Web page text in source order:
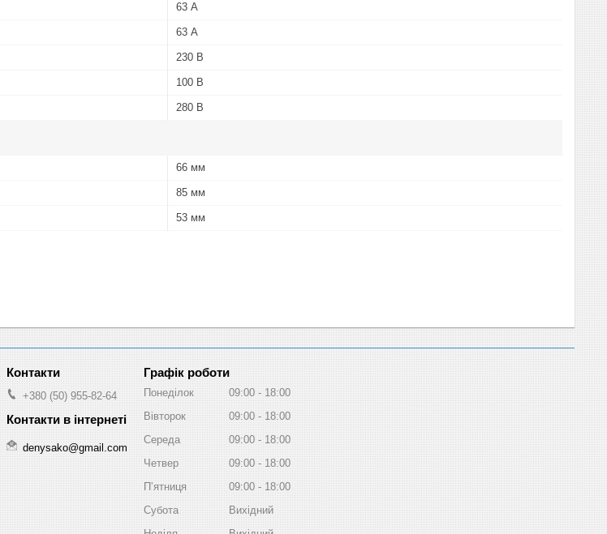
63 А
63 А
230 В
100 В
280 В
66 мм
85 мм
53 мм
+380 (50) 955-82-64
denysako@gmail.com
Графік роботи
Понеділок 09:00
18:00
Вівторок
09:00
18:00
Середа
09:00
18:00
Четвер
09:00
18:00
Пʼятниця
09:00
18:00
Субота
Вихідний